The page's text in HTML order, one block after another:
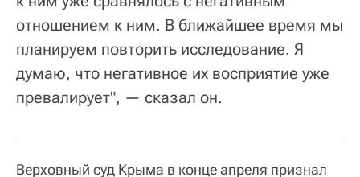
отношением к ним. В ближайшее время мы
планируем повторить исследование. Я
думаю, что негативное их восприятие уже
превалирует", — сказал он.
Верховный суд Крыма в конце апреля признал